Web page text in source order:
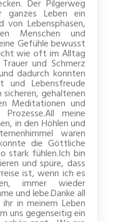
Der Pilgerweg
Leben ein
von Lebensphasen,
Menschen und
Gefühle bewusst
wie oft im Alltag
und Schmerz
dadurch konnten
und Lebensfreude
gehaltenen
Meditationen und
meine
in den Höhlen und
waren
die Göttliche
stark fühlen.Ich bin
und spüre, dass
ist, wenn ich es
immer wieder
und lebe.Danke all
in meinem Leben
uns gegenseitig ein